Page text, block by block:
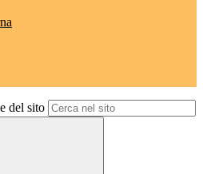
del sito